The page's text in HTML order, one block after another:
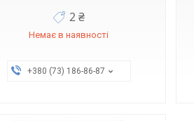
2 ₴
Немає в наявності
+380 (73) 186-86-87